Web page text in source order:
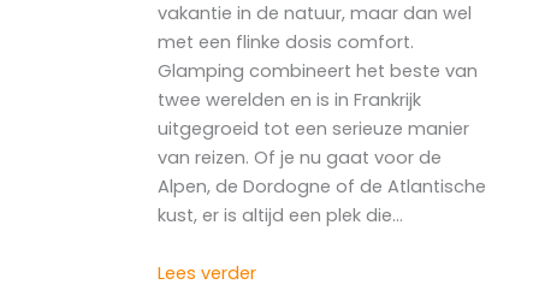
vakantie in de natuur, maar dan wel
met een flinke dosis comfort.
Glamping combineert het beste van
twee werelden en is in Frankrijk
uitgegroeid tot een serieuze manier
van reizen. Of je nu gaat voor de
Alpen, de Dordogne of de Atlantische
kust, er is altijd een plek die…
Lees verder